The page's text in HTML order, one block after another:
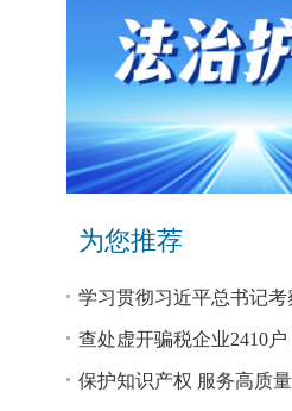
为您推荐
学习贯彻习近平总书记
和指示精神专题研讨班开
查处虚开骗税企业2410户
回税款损失48.2亿元
保护知识产权 服务高质